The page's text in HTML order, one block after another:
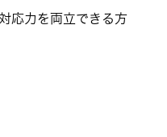
応力を両立できる方